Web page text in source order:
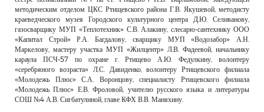
методическим отделом ЦКС Ртищевского района Г.В. Якушевой, методисту
краеведческого музея Городского культурного центра Д.Ю. Селиванову,
газосварщику МУП «Теплотехник» С.В. Алакину, слесарю-сантехнику ООО
«Капитал Строй» Р.А. Багдалову, сварщику МУП «Водозабор» А.Н.
Маркелову, мастеру участка МУП «Жилцентр» Л.В. Фадеевой, начальнику
караула ПСЧ-57 по охране г. Ртищево А.Ю. Федулкину, волонтеру
«серебряного возраста» Л.С. Давиденко, волонтеру Ртищевского филиала
«Молодежь Плюс» С.А. Воронцову, специалисту Ртищевского филиала
«Молодежь Плюс» Е.В. Фроловой, учителю русского языка и литературы
СОШ №4 А.В. Сигбатулиной, главе КФХ В.В. Маняхину.